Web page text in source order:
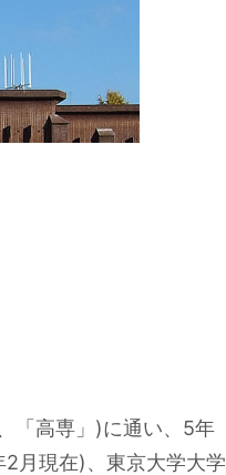
「高専」)に通い、5年
月現在)、東京大学大学